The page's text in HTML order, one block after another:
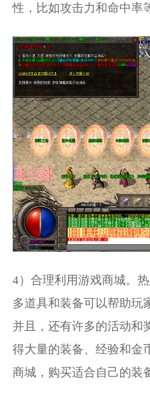
性，比如攻击力和命中率
4）合理利用游戏商城。
多道具和装备可以帮助玩
并且，还有许多的活动和
得大量的装备、经验和金
商城，购买适合自己的装